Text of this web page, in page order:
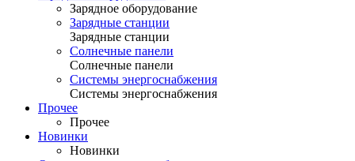
Зарядное оборудование
Зарядные станции
Зарядные станции
Солнечные панели
Солнечные панели
Системы энергоснабжения
Системы энергоснабжения
Прочее
Прочее
Новинки
Новинки